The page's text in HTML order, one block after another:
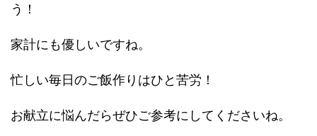
う！
家計にも優しいですね。
忙しい毎日のご飯作りはひと苦労！
お献立に悩んだらぜひご参考にしてくださいね。